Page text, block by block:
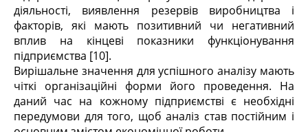
діяльності, виявлення резервів виробництва і
факторів, які мають позитивний чи негативний
вплив на кінцеві показники функціонування
підприємства [10].
Вирішальне значення для успішного аналізу мають
чіткі організаційні форми його проведення. На
даний час на кожному підприємстві є необхідні
передумови для того, щоб аналіз став постійним і